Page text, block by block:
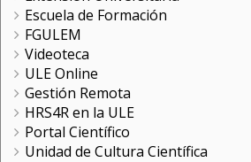
Escuela de Formación
FGULEM
Videoteca
ULE Online
Gestión Remota
HRS4R en la ULE
Portal Científico
Unidad de Cultura Científica